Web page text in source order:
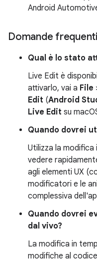
Android
Domande
Qual è lo stato
Live Edit è
attivarlo, vai a File
Edit (Android
Live Edit su
Quando dovrei
Utilizza la modifica
vedere
agli elementi UX
modificatori e le
complessiva
Quando dovrei
dal vivo?
La modifica in
modifiche al